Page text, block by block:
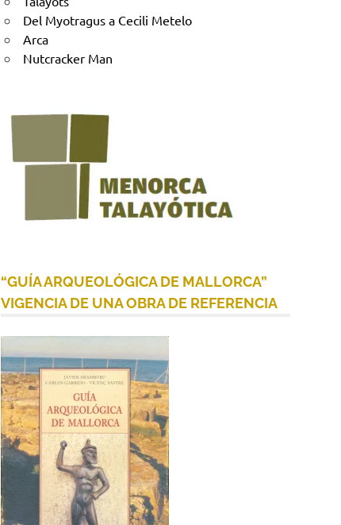
Del Myotragus a Cecili Metelo
Arca
Nutcracker Man
“GUÍA ARQUEOLÓGICA DE MALLORCA”
VIGENCIA DE UNA OBRA DE REFERENCIA